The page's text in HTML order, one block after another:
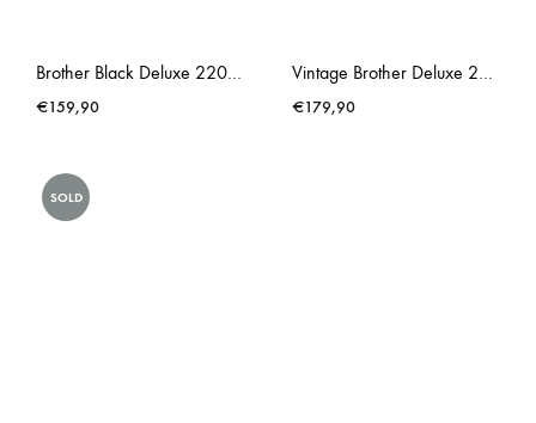
Brother Black Deluxe 220 Typewriter Dark
€159,90
Vintage Brother Deluxe 220 Olive Typewriter
€179,90
SOLD